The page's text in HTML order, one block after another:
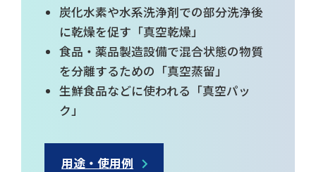
炭化水素や水系洗浄剤での部分洗浄後
に乾燥を促す「真空乾燥」
食品・薬品製造設備で混合状態の物質
を分離するための「真空蒸留」
生鮮食品などに使われる「真空パッ
ク」
用途・使用例